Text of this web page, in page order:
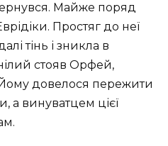
Майже поряд
Простяг до неї
тінь і зникла в
стояв Орфей,
довелося пережити
а винуватцем цієї